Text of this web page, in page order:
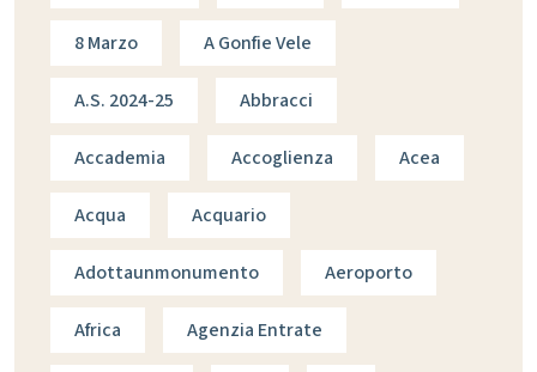
8 Marzo A Gonfie Vele
A.s. 2024-25 Abbracci
Accademia Accoglienza Acea
Acqua Acquario
Adottaunmonumento Aeroporto
Africa Agenzia Entrate